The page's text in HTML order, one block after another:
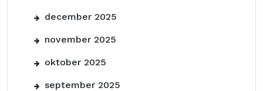
december 2025
november 2025
oktober 2025
september 2025